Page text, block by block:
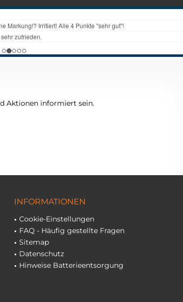
Aktionen informiert sein.
INFORMATIONEN
Cookie-Einstellungen
FAQ - Häufig gestellte Fragen
Sitemap
Datenschutz
Hinweise Batterieentsorgung